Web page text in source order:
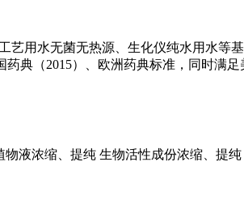
用水无菌无热源、生化仪纯水用水等基
典（2015）、欧洲药典标准，同时满足
物液浓缩、提纯 生物活性成份浓缩、提